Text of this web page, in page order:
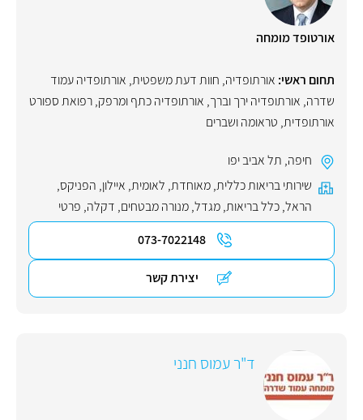
אורטופד מומחה
תחום ראשי: אורתופדיה, חוות דעת משפטית, אורתופדיה עמוד
שדרה, אורתופדיה ירך וברך, אורתופדיה כתף ומרפק,רפואת ספורט
אורתופדית, טראומה ושברים
חיפה, תל אביב יפו
שירותי בריאות כללית,מאוחדת, לאומית, איילון, הפניקס,
הראל,כלל בריאות,מגדל,מנורה מבטחים, דקלה, פרטי
073-7022148
יצירת קשר
ד"ר עמוס חנני